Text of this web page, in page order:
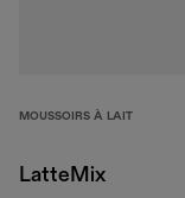
MOUSSOIRS À LAIT
LatteMix